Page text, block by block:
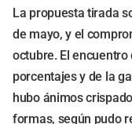
La propuesta tirada
de mayo, y el
octubre. El
porcentajes y de la
hubo ánimos
formas, según pudo